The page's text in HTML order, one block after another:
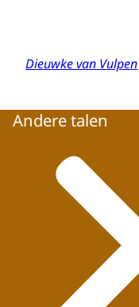
Dieuwke van Vulpen
Andere talen